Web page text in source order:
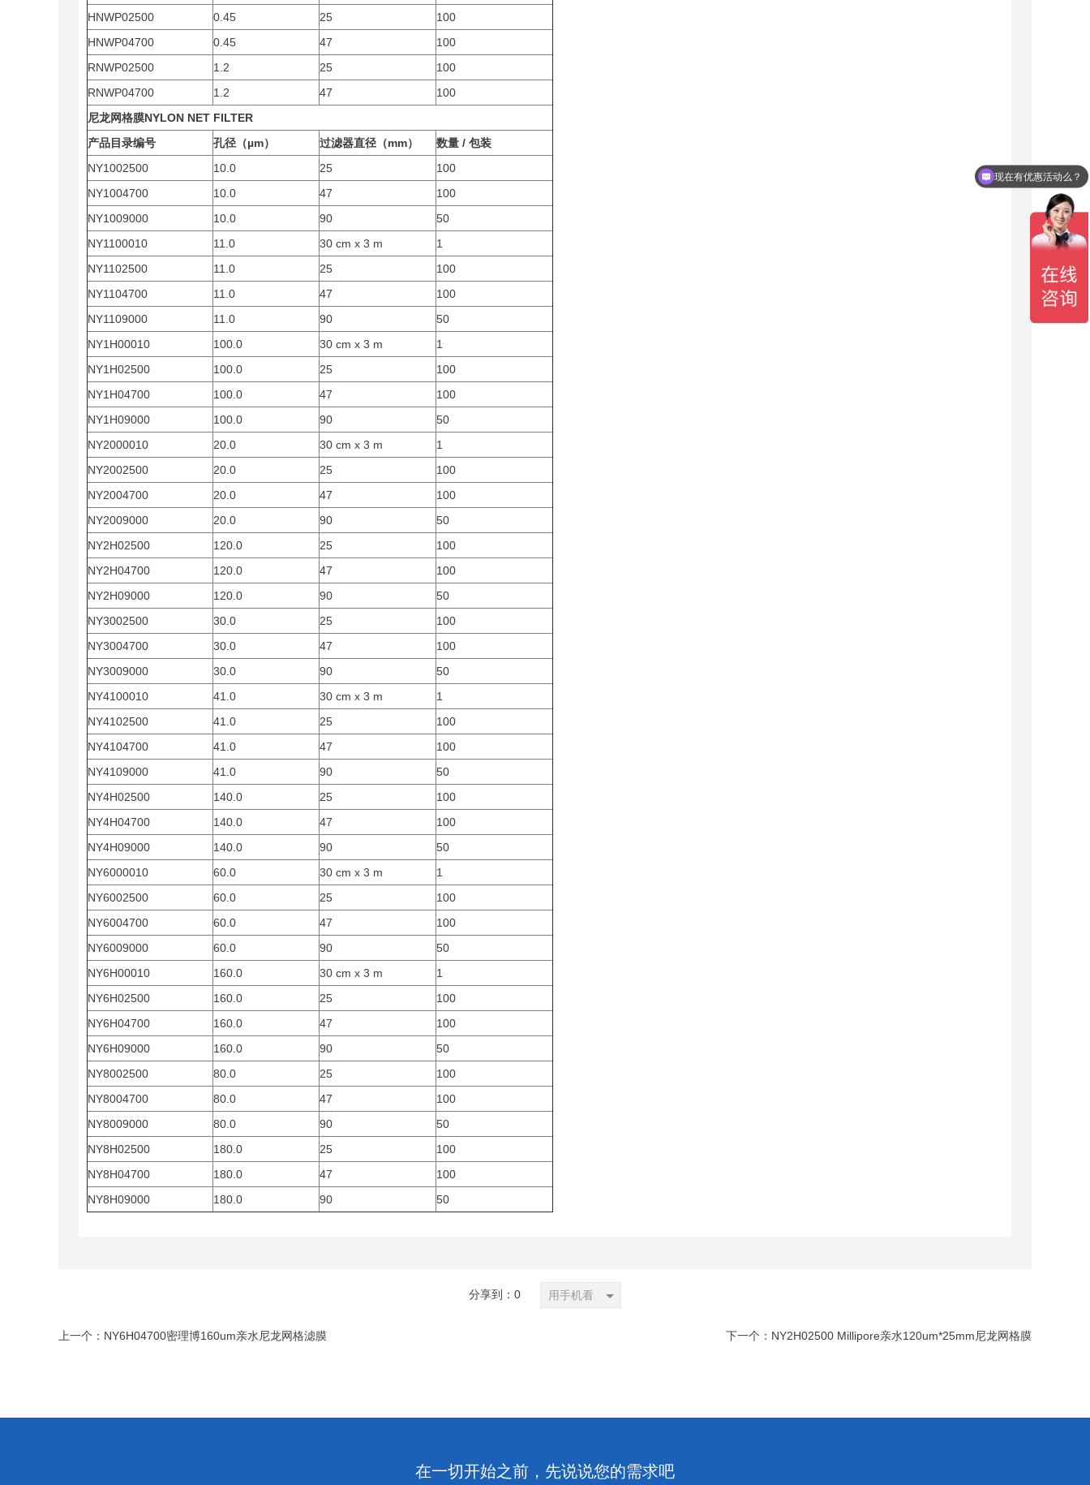
HNWP02500
0.45 25
100
HNWP04700
0.45 47
100
RNWP02500
1.2 25
100
RNWP04700
1.2 47
100
尼龙网格膜NYLON NET FILTER
产品目录编号
孔径（µm） 过滤器直径（mm）
数量 / 包装
NY1002500
10.0 25
100
NY1004700
10.0 47
100
NY1009000
10.0 90
50
NY1100010
11.0 30 cm x 3 m
1
NY1102500
11.0 25
100
NY1104700
11.0 47
100
NY1109000
11.0 90
50
NY1H00010
100.0 30 cm x 3 m
1
NY1H02500
100.0 25
100
NY1H04700
100.0 47
100
NY1H09000
100.0 90
50
NY2000010
20.0 30 cm x 3 m
1
NY2002500
20.0 25
100
NY2004700
20.0 47
100
NY2009000
20.0 90
50
NY2H02500
120.0 25
100
NY2H04700
120.0 47
100
NY2H09000
120.0 90
50
NY3002500
30.0 25
100
NY3004700
30.0 47
100
NY3009000
30.0 90
50
NY4100010
41.0 30 cm x 3 m
1
NY4102500
41.0 25
100
NY4104700
41.0 47
100
NY4109000
41.0 90
50
NY4H02500
140.0 25
100
NY4H04700
140.0 47
100
NY4H09000
140.0 90
50
NY6000010
60.0 30 cm x 3 m
1
NY6002500
60.0 25
100
NY6004700
60.0 47
100
NY6009000
60.0 90
50
NY6H00010
160.0 30 cm x 3 m
1
NY6H02500
160.0 25
100
NY6H04700
160.0 47
100
NY6H09000
160.0 90
50
NY8002500
80.0 25
100
NY8004700
80.0 47
100
NY8009000
80.0 90
50
NY8H02500
180.0 25
100
NY8H04700
180.0 47
100
NY8H09000
180.0 90 50
分享到： 0 用手机看
上一个： NY6H04700密理博160um亲水尼龙网格滤膜 下一个： NY2H02500 Millipore亲水120um*25mm尼龙网格膜
在一切开始之前，先说说您的需求吧
现在有优惠活动么？